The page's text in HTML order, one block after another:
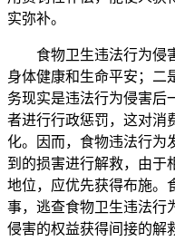
实弥补。
食物卫生违法行为侵害
身体健康和生命平安；二
务现实是违法行为侵害后
者进行行政惩罚，这对消
化。因而，食物违法行为
到的损害进行解救，由于
地位，应优先获得布施。
事，逃查食物卫生违法行
侵害的权益获得间接的解